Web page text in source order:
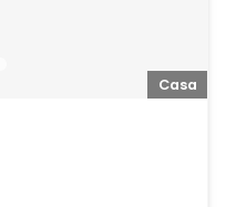
Casa